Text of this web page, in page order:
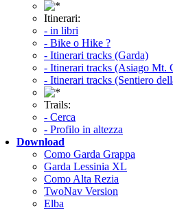
Itinerari:
- in libri
- Bike o Hike ?
- Itinerari tracks (Garda)
- Itinerari tracks (Asiago Mt.
- Itinerari tracks (Sentiero
Trails:
- Cerca
- Profilo in altezza
Download
Como Garda Grappa
Garda Lessinia XL
Como Alta Rezia
TwoNav Version
Elba